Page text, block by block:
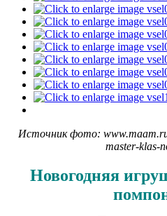
Источник фото:
master-klas-
Новогодняя